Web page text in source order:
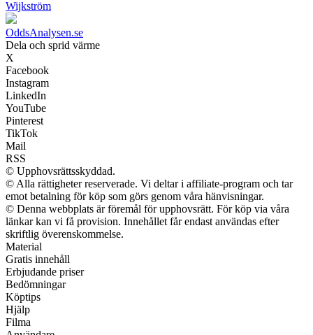
Wijkström
OddsAnalysen.se
Dela och sprid värme
X
Facebook
Instagram
LinkedIn
YouTube
Pinterest
TikTok
Mail
RSS
© Upphovsrättsskyddad.
© Alla rättigheter reserverade. Vi deltar i affiliate-program och tar
emot betalning för köp som görs genom våra hänvisningar.
© Denna webbplats är föremål för upphovsrätt. För köp via våra
länkar kan vi få provision. Innehållet får endast användas efter
skriftlig överenskommelse.
Material
Gratis innehåll
Erbjudande priser
Bedömningar
Köptips
Hjälp
Filma